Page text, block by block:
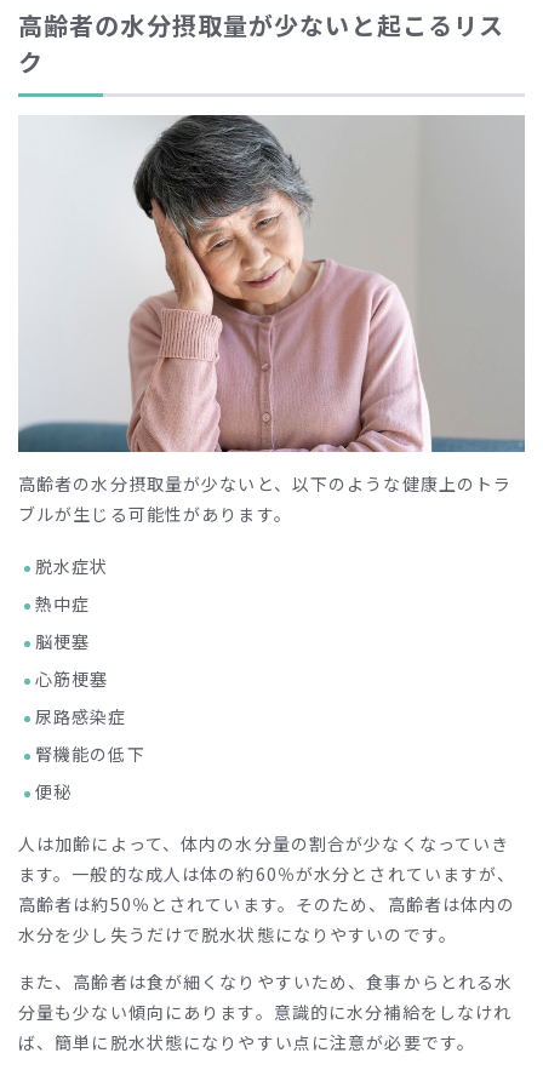
高齢者の水分摂取量が少ないと起こるリス
ク
高齢者の水分摂取量が少ないと、以下のような健康上のトラ
ブルが生じる可能性があります。
脱水症状
熱中症
脳梗塞
心筋梗塞
尿路感染症
腎機能の低下
便秘
人は加齢によって、体内の水分量の割合が少なくなっていき
ます。一般的な成人は体の約60％が水分とされていますが、
高齢者は約50％とされています。そのため、高齢者は体内の
水分を少し失うだけで脱水状態になりやすいのです。
また、高齢者は食が細くなりやすいため、食事からとれる水
分量も少ない傾向にあります。意識的に水分補給をしなけれ
ば、簡単に脱水状態になりやすい点に注意が必要です。